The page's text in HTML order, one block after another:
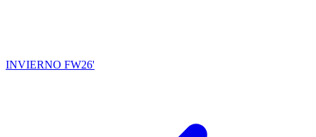
INVIERNO FW26'